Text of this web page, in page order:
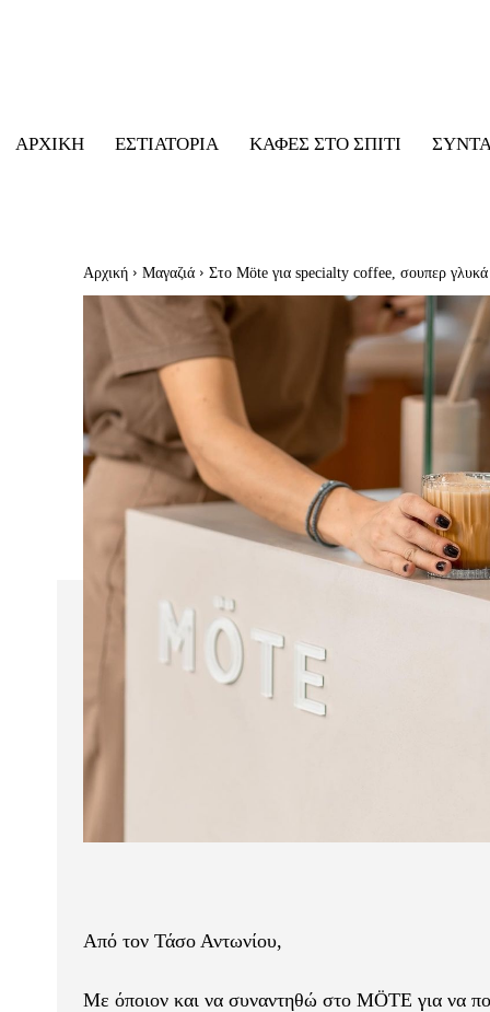
ΑΡΧΙΚΉ ΕΣΤΙΑΤΌΡΙΑ ΚΑΦΈΣ ΣΤΟ ΣΠΊΤΙ
Αρχική Μαγαζιά Στο Μöte για specialty coffee, σουπερ γλυκά
Από τον Τάσο Αντωνίου,
Με όποιον και να συναντηθώ στο MÖTE για να